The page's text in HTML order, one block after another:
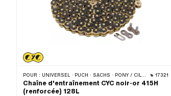
POUR : UNIVERSEL · PUCH · SACHS · PONY / CILO (BÊTA 521 & 512) · ZÜNDAPP BELMONDO · TOMOS · BYE BIKE 17321
Chaîne d'entraînement CYC noir-or 415H
(renforcée) 128L